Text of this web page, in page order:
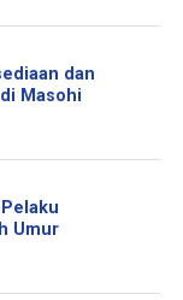
dan
Masohi
Umur